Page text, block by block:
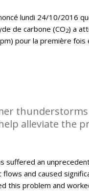
lundi 24/10/2016
de carbone (CO2) a
pour la première fois
alleviate the
suffered an
and caused
this problem and